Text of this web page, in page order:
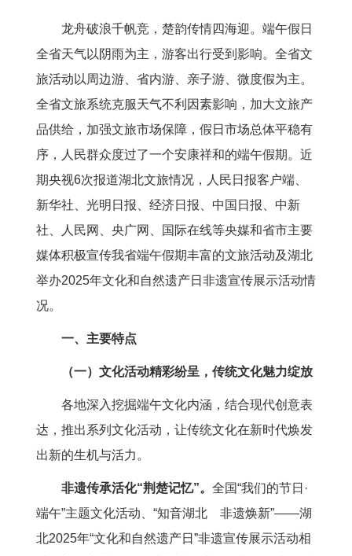
龙舟破浪千帆竞，楚韵传情四海迎。端午假日
全省天气以阴雨为主，游客出行受到影响。全省文
旅活动以周边游、省内游、亲子游、微度假为主。
全省文旅系统克服天气不利因素影响，加大文旅产
品供给，加强文旅市场保障，假日市场总体平稳有
序，人民群众度过了一个安康祥和的端午假期。近
期央视6次报道湖北文旅情况，人民日报客户端、
新华社、光明日报、经济日报、中国日报、中新
社、人民网、央广网、国际在线等央媒和省市主要
媒体积极宣传我省端午假期丰富的文旅活动及湖北
举办2025年文化和自然遗产日非遗宣传展示活动情
况。
一、主要特点
（一）文化活动精彩纷呈，传统文化魅力绽放
各地深入挖掘端午文化内涵，结合现代创意表
达，推出系列文化活动，让传统文化在新时代焕发
出新的生机与活力。
非遗传承活化“荆楚记忆”。 全国“我们的节日·
端午”主题文化活动、“知音湖北 非遗焕新”——湖
北2025年“文化和自然遗产日”非遗宣传展示活动相